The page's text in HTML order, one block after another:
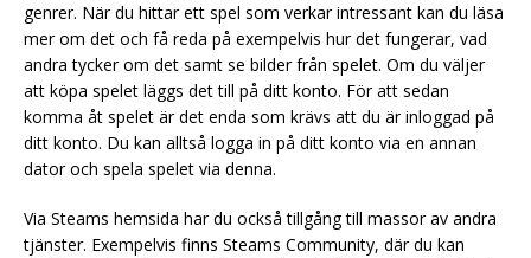
genrer. När du hittar ett spel som verkar intressant kan du läsa
mer om det och få reda på exempelvis hur det fungerar, vad
andra tycker om det samt se bilder från spelet. Om du väljer
att köpa spelet läggs det till på ditt konto. För att sedan
komma åt spelet är det enda som krävs att du är inloggad på
ditt konto. Du kan alltså logga in på ditt konto via en annan
dator och spela spelet via denna.
Via Steams hemsida har du också tillgång till massor av andra
tjänster. Exempelvis finns Steams Community, där du kan